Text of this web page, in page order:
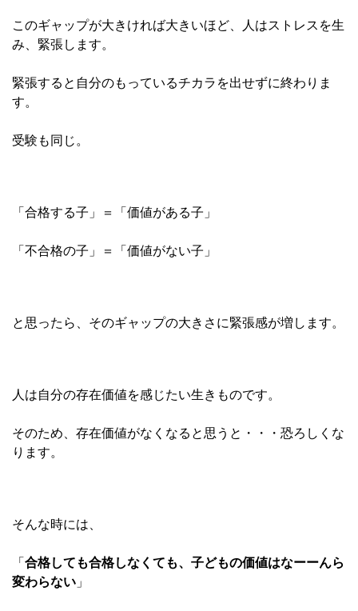
このギャップが大きければ大きいほど、人はストレスを生
み、緊張します。
緊張すると自分のもっているチカラを出せずに終わりま
す。
受験も同じ。
「合格する子」＝「価値がある子」
「不合格の子」＝「価値がない子」
と思ったら、そのギャップの大きさに緊張感が増します。
人は自分の存在価値を感じたい生きものです。
そのため、存在価値がなくなると思うと・・・恐ろしくな
ります。
そんな時には、
「 合格しても合格しなくても、子どもの価値はなーーんら
変わらない 」